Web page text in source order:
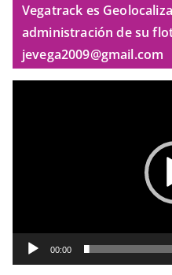
Vegatrack es
administración de su
jevega2009@gmail.com
o
00:00